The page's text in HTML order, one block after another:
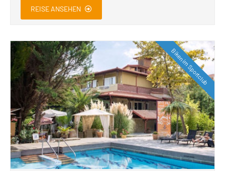
REISE ANSEHEN
Biken im Sportclub